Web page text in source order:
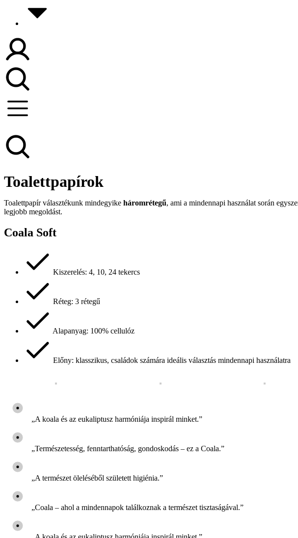
Toalettpapírok
Toalettpapír választékunk mindegyike háromrétegű, ami a mindennapi használat során
legjobb megoldást.
Coala Soft
Kiszerelés: 4, 10, 24 tekercs
Réteg: 3 rétegű
Alapanyag: 100% cellulóz
Előny: klasszikus, családok számára ideális választás mindennapi használatra
„A koala és az eukaliptusz harmóniája inspirál minket.”
„Természetesség, fenntarthatóság, gondoskodás – ez a Coala.”
„A természet öleléséből született higiénia.”
„Coala – ahol a mindennapok találkoznak a természet tisztaságával.”